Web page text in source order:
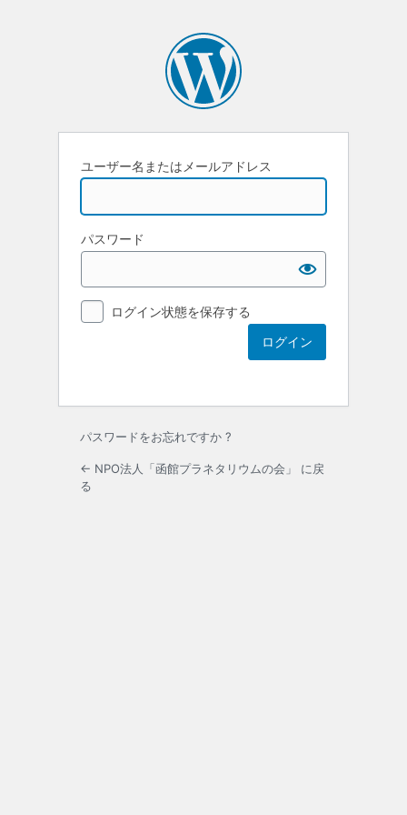
ユーザー名またはメールアドレス
パスワード
ログイン状態を保存する
パスワードをお忘れですか ?
← NPO法人「函館プラネタリウムの会」 に戻
る